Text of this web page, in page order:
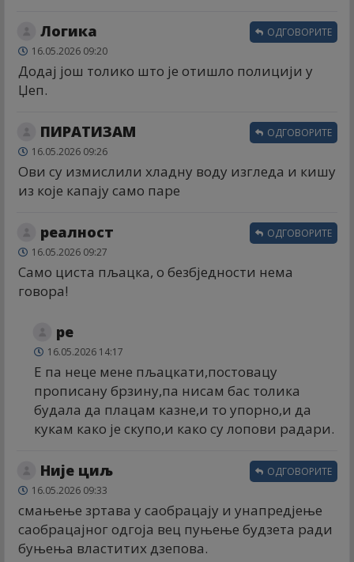
Логика
16.05.2026 09:20
Додај још толико што је отишло полицији у
Џеп.
ОДГОВОРИТЕ
ПИРАТИЗАМ
16.05.2026 09:26
Ови су измислили хладну воду изгледа и кишу
из које капају само паре
ОДГОВОРИТЕ
реалност
16.05.2026 09:27
Само циста пљацка, о безбједности нема
говора!
ОДГОВОРИТЕ
ре
16.05.2026 14:17
Е па неце мене пљацкати,постовацу
прописану брзину,па нисам бас толика
будала да плацам казне,и то упорно,и да
кукам како је скупо,и како су лопови радари.
Није циљ
16.05.2026 09:33
смањење зртава у саобрацају и унапредјење
саобрацајног одгоја вец пуњење будзета ради
буњења властитих дзепова.
ОДГОВОРИТЕ